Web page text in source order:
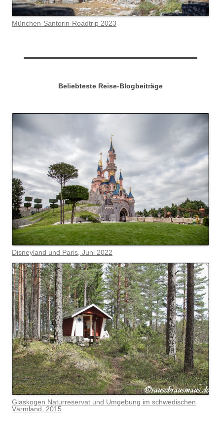
München-Santorin-Roadtrip 2023
Beliebteste Reise-Blogbeiträge
Disneyland und Paris, Juni 2022
Glaskogen Naturreservat und Umgebung im schwedischen
Värmland, 2015